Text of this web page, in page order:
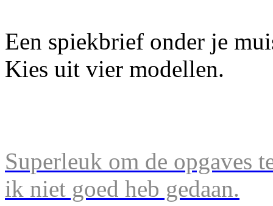
Een spiekbrief onder je
Kies uit vier modellen.
Superleuk om de opgaves
ik niet goed heb gedaan.